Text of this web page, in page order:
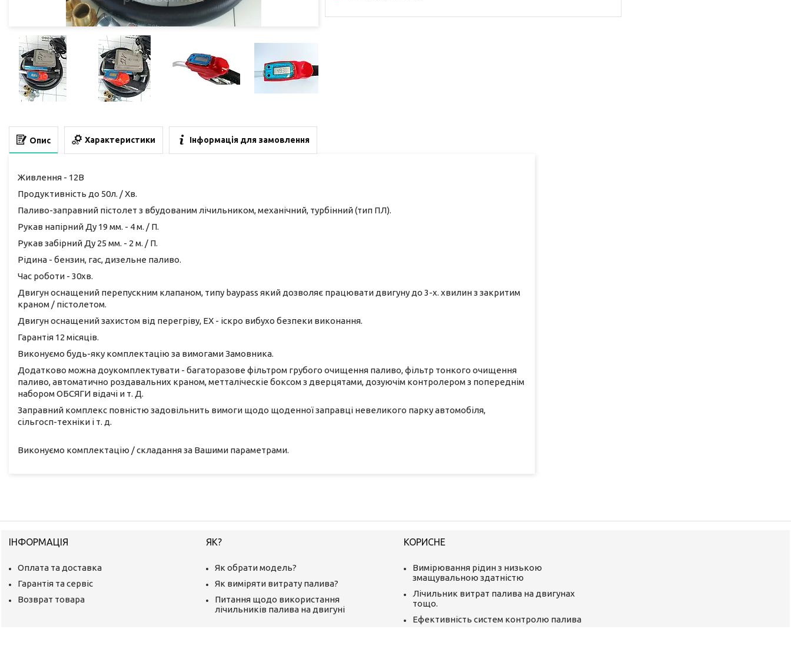
Опис Характеристики Інформація для замовлення
Живлення - 12В
Продуктивність до 50л. / Хв.
Паливо-заправний пістолет з вбудованим лічильником, механічний, турбінний (тип ПЛ).
Рукав напірний Ду 19 мм. - 4 м. / П.
Рукав забірний Ду 25 мм. - 2 м. / П.
Рідина - бензин, гас, дизельне паливо.
Час роботи - 30хв.
Двигун оснащений перепускним клапаном, типу baypass який дозволяє працювати двигуну до 3-х. хвилин з закритим
краном / пістолетом.
Двигун оснащений захистом від перегріву, ЕХ - іскро вибухо безпеки виконання.
Гарантія 12 місяців.
Виконуємо будь-яку комплектацію за вимогами Замовника.
Додатково можна доукомплектувати - багаторазове фільтром грубого очищення паливо, фільтр тонкого очищення
паливо, автоматично роздавальних краном, метталіческіе боксом з дверцятами, дозуючім контролером з попереднім
набором ОБСЯГИ відачі и т. Д.
Заправний комплекс повністю задовільнить вимоги щодо щоденної заправці невеликого парку автомобіля,
сільгосп-техніки і т. д.
Виконуємо комплектацію / складання за Вашими параметрами.
ІНФОРМАЦІЯ
Оплата та доставка
Гарантія та сервіс
Возврат товара
ЯК?
Як обрати модель?
Як виміряти витрату палива?
Питання щодо використання
лічильників палива на двигуні
КОРИСНЕ
Вимірювання рідин з низькою
змащувальною здатністю
Лічильник витрат палива на двигунах
тощо.
Ефективність систем контролю палива